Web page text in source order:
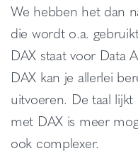
We hebben het dan
die wordt o.a.
DAX staat voor Data
DAX kan je allerlei
uitvoeren. De taal
met DAX is meer
ook complexer.